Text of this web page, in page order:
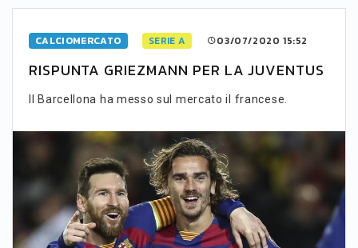
CALCIOMERCATO SERIE A 03/07/2020 15:52
RISPUNTA GRIEZMANN PER LA JUVENTUS
Il Barcellona ha messo sul mercato il francese.